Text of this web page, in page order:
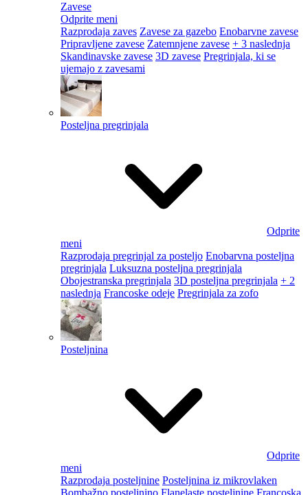
Zavese
Odprite meni
Razprodaja zaves Zavese za gazebo Enobarvne zavese
Pripravljene zavese Zatemnjene zavese + 3 naslednja
Skandinavske zavese 3D zavese Pregrinjala, ki se
ujemajo z zavesami
Posteljna pregrinjala
Odprite
meni
Razprodaja pregrinjal za posteljo Enobarvna posteljna
pregrinjala Luksuzna posteljna pregrinjala
Obojestranska pregrinjala 3D posteljna pregrinjala + 2
naslednja Francoske odeje Pregrinjala za zofo
Posteljnina
Odprite
meni
Razprodaja posteljnine Posteljnina iz mikrovlaken
Bombažno posteljnino Flanelaste posteljnine Francoska